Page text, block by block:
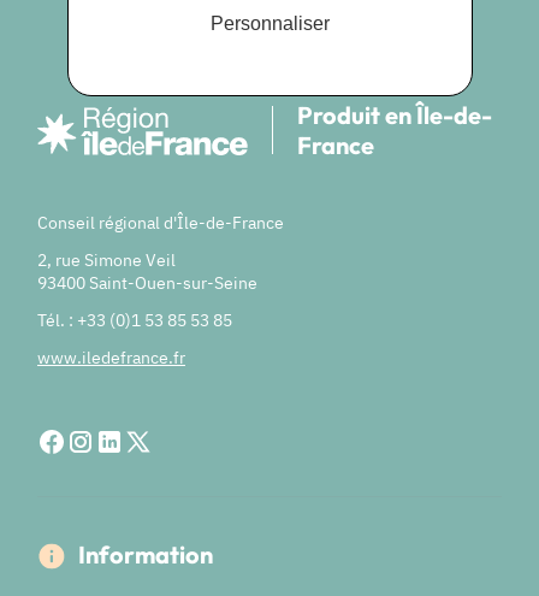
Produit en Île-de-
France
Conseil régional d'Île-de-France
2, rue Simone Veil
93400 Saint-Ouen-sur-Seine
Tél. : +33 (0)1 53 85 53 85
www.iledefrance.fr
Information
Personnaliser